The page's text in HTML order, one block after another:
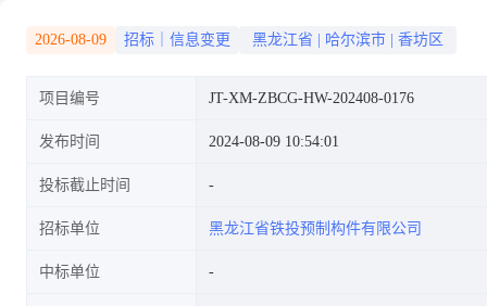
2026-08-09 招标｜信息变更 黑龙江省 哈尔滨市 香坊区
项目编号 JT-XM-ZBCG-HW-202408-0176
发布时间 2024-08-09 10:54:01
投标截止时间
招标单位 黑龙江省铁投预制构件有限公司
中标单位